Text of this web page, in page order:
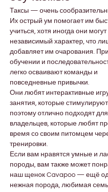
Таксы — очень
Их острый ум помогает им
учиться, хотя иногда они
независимый характер, что
добавляет им очарования.
обучении и
легко осваивают команды и
повседневные привычки.
Они любят интерактивные
занятия, которые стимулируют
поэтому отлично подходят для
владельцев, которые любят
время со своим питомцем
тренировки.
Если вам нравятся умные и
породы, вам также может
наш щенок Cavapoo — ещё
нежная порода, любимая